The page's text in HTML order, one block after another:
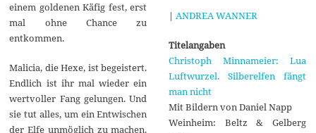
einem goldenen Käfig fest, erst
mal ohne Chance zu
entkommen.
Malicia, die Hexe, ist begeistert.
Endlich ist ihr mal wieder ein
wertvoller Fang gelungen. Und
sie tut alles, um ein Entwischen
der Elfe unmöglich zu machen.
| ANDREA WANNER
Titelangaben
Christoph Minnameier: Lua
Luftwurzel. Silberelfen fängt
man nicht
Mit Bildern von Daniel Napp
Weinheim: Beltz & Gelberg